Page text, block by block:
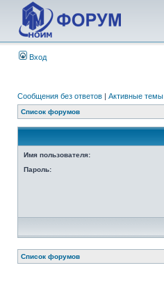
Вход
Сообщения без ответов | Активные темы
Список форумов
Имя пользователя:
Пароль:
Список форумов